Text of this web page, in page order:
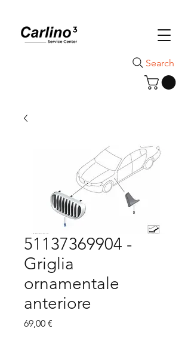
Search
51137369904 -
Griglia
ornamentale
anteriore
69,00 €